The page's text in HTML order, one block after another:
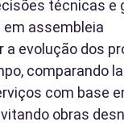
técnicas e
assembleia
a evolução dos
comparando
com base
obras